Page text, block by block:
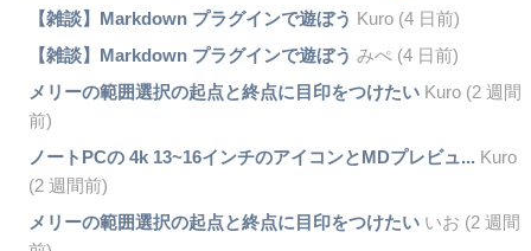
【雑談】Markdown プラグインで遊ぼう Kuro (4 日前)
【雑談】Markdown プラグインで遊ぼう みぺ (4 日前)
メリーの範囲選択の起点と終点に目印をつけたいKuro (2 週間
前)
ノートPCの 4k 13~16インチのアイコンとMDプレビュ... Kuro
(2 週間前)
メリーの範囲選択の起点と終点に目印をつけたいいお (2 週間